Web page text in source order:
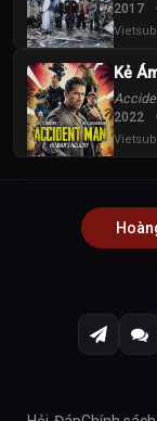
2017
Vietsub
Kẻ
2022
Vietsub